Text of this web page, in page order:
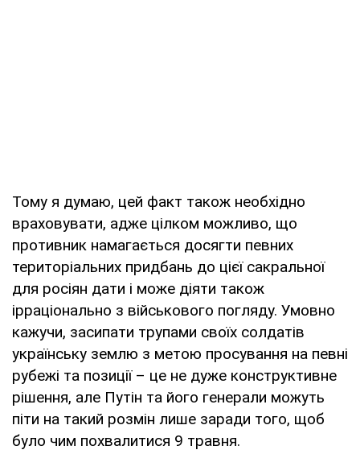
Тому я думаю, цей факт також необхідно
враховувати, адже цілком можливо, що
противник намагається досягти певних
територіальних придбань до цієї сакральної
для росіян дати і може діяти також
ірраціонально з військового погляду. Умовно
кажучи, засипати трупами своїх солдатів
українську землю з метою просування на певні
рубежі та позиції – це не дуже конструктивне
рішення, але Путін та його генерали можуть
піти на такий розмін лише заради того, щоб
було чим похвалитися 9 травня.